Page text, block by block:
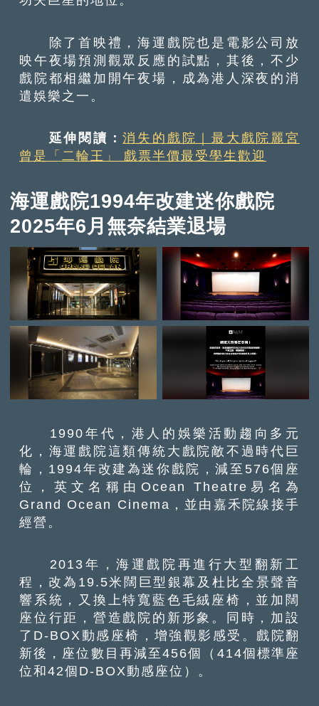
除了首映禮，海運戲院也是電影公司放
映午夜場預測觀眾反應的試點，其後，不少
戲院都相繼加開午夜場，成為港人深夜的消
遣娛樂之一。
延伸閱讀：消失的戲院｜最大戲院麗宮
曾是「二輪王」 戲票半價最受學生歡迎
海運戲院1994年改建迷你戲院
2025年6月無奈結業退場
1990年代，港人的娛樂活動趨向多元
化，海運戲院這類傳統大戲院敵不過時代巨
輪，1994年改建為迷你戲院，減至576個座
位，英文名稱由Ocean Theatre易名為
Grand Ocean Cinema，並由嘉禾院線接手
經營。
2013年，海運戲院再進行大型翻新工
程，改為19.5米闊巨型銀幕及杜比全景聲音
響系統，又換上特寬藍色毛絨座椅，並加闊
座位行距，營造戲院的新形象。同時，加設
了D-BOX動感座椅，增強觀影感受。戲院翻
新後，座位數目再減至456個（414個標準座
位和42個D-BOX動感座位）。